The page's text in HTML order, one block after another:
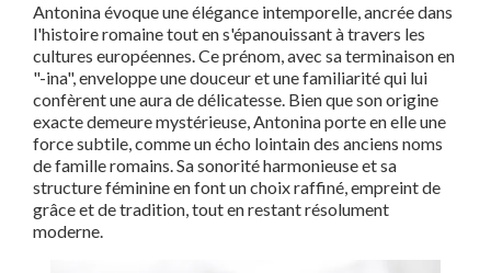
Antonina évoque une élégance intemporelle, ancrée dans
l'histoire romaine tout en s'épanouissant à travers les
cultures européennes. Ce prénom, avec sa terminaison en
"-ina", enveloppe une douceur et une familiarité qui lui
confèrent une aura de délicatesse. Bien que son origine
exacte demeure mystérieuse, Antonina porte en elle une
force subtile, comme un écho lointain des anciens noms
de famille romains. Sa sonorité harmonieuse et sa
structure féminine en font un choix raffiné, empreint de
grâce et de tradition, tout en restant résolument
moderne.